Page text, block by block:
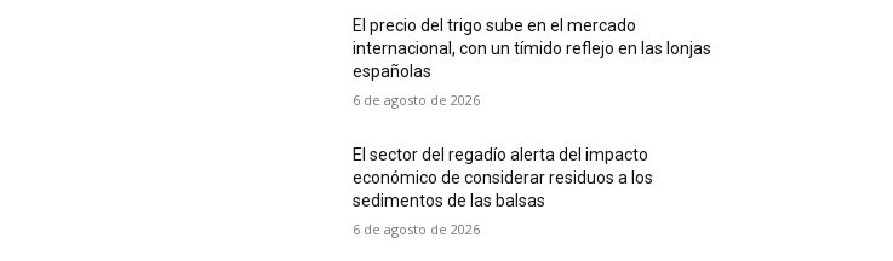
El precio del trigo sube en el mercado
internacional, con un tímido reflejo en las lonjas
españolas
6 de agosto de 2026
El sector del regadío alerta del impacto
económico de considerar residuos a los
sedimentos de las balsas
6 de agosto de 2026